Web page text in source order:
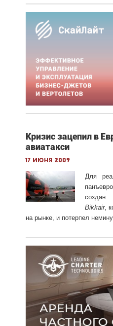
Кризис зацепил в
авиатакси
17 июня 2009
Для
создан
Bikkair,
на рынке, и потерпел